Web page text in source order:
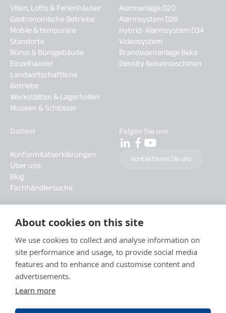
About cookies on this site
We use cookies to collect and analyse information on
site performance and usage, to provide social media
features and to enhance and customise content and
advertisements.
Learn more
Villen, Lofts & Ferienhäuser
Gastronomische Betriebe
Mobile & temporäre
Standorte
Büros & Bürogebäude
Einzelhandel
Landwirtschaftliche
Betriebe
Werkstätten & Lagerhallen
Museen & Schlösser
Alarmanlage D20
Alarmsystem D26
Hybrid-Alarmsystem D34
Videosystem
Brandwarnanlage Beka
Density Nebelmaschinen
Daitem
Konformitätserklärungen
Über uns
Blog
Fachhändlersuche
Folgen Sie uns
Kontaktieren Sie uns